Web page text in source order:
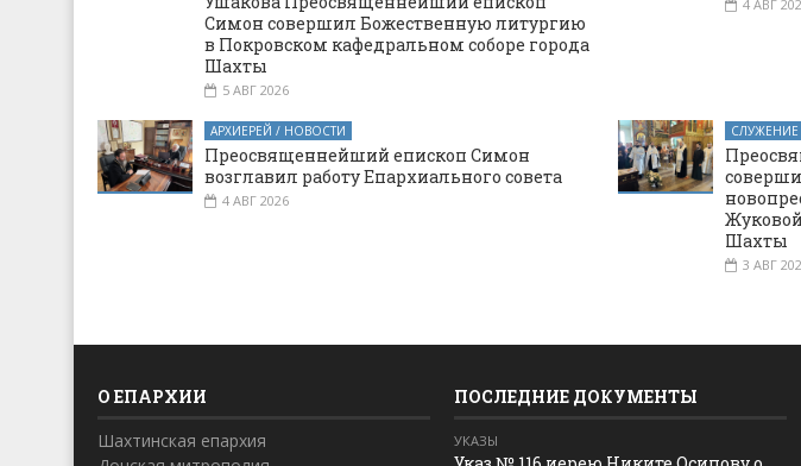
Симон совершил Божественную литургию
в Покровском кафедральном соборе города
Шахты
5 АВГ 2026
4 АВГ
АРХИЕРЕЙ / НОВОСТИ
Преосвященнейший епископ Симон
возглавил работу Епархиального совета
4 АВГ 2026
СЛУЖЕНИЕ
Шахты
3 АВГ
О ЕПАРХИИ
Шахтинская епархия
ПОСЛЕДНИЕ ДОКУМЕНТЫ
УКАЗЫ